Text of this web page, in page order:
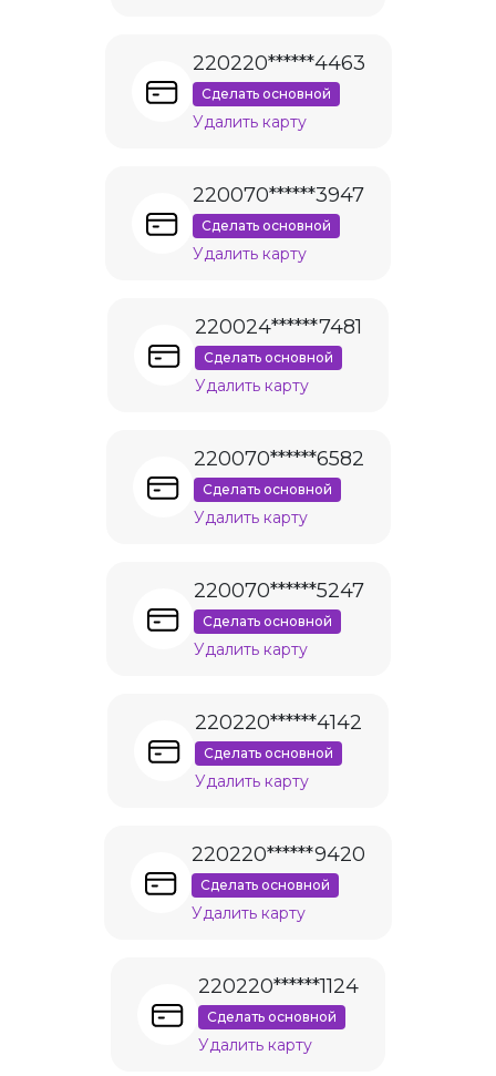
220220******4463
Сделать основной
Удалить карту
220070******3947
Сделать основной
Удалить карту
220024******7481
Сделать основной
Удалить карту
220070******6582
Сделать основной
Удалить карту
220070******5247
Сделать основной
Удалить карту
220220******4142
Сделать основной
Удалить карту
220220******9420
Сделать основной
Удалить карту
220220******1124
Сделать основной
Удалить карту